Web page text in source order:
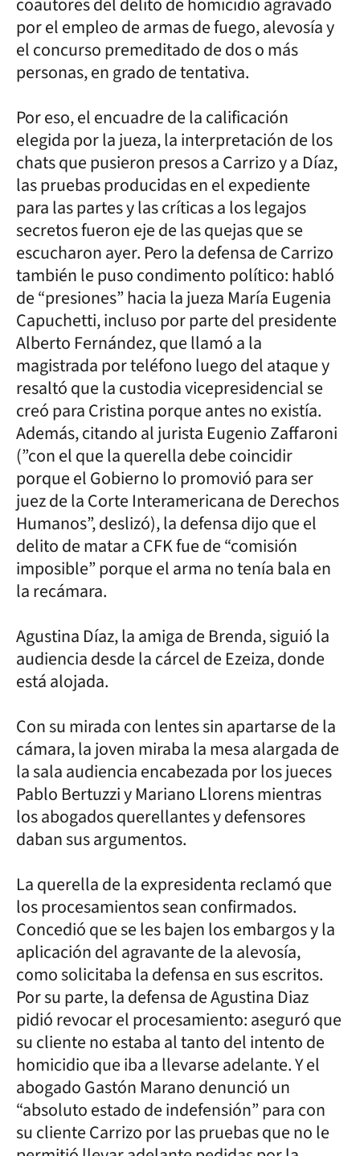
por el empleo de armas de fuego, alevosía y
el concurso premeditado de dos o más
personas, en grado de tentativa.
Por eso, el encuadre de la calificación
elegida por la jueza, la interpretación de los
chats que pusieron presos a Carrizo y a Díaz,
las pruebas producidas en el expediente
para las partes y las críticas a los legajos
secretos fueron eje de las quejas que se
escucharon ayer. Pero la defensa de Carrizo
también le puso condimento político: habló
de “presiones” hacia la jueza María Eugenia
Capuchetti, incluso por parte del presidente
Alberto Fernández, que llamó a la
magistrada por teléfono luego del ataque y
resaltó que la custodia vicepresidencial se
creó para Cristina porque antes no existía.
Además, citando al jurista Eugenio Zaffaroni
(”con el que la querella debe coincidir
porque el Gobierno lo promovió para ser
juez de la Corte Interamericana de Derechos
Humanos”, deslizó), la defensa dijo que el
delito de matar a CFK fue de “comisión
imposible” porque el arma no tenía bala en
la recámara.
Agustina Díaz, la amiga de Brenda, siguió la
audiencia desde la cárcel de Ezeiza, donde
está alojada.
Con su mirada con lentes sin apartarse de la
cámara, la joven miraba la mesa alargada de
la sala audiencia encabezada por los jueces
Pablo Bertuzzi y Mariano Llorens mientras
los abogados querellantes y defensores
daban sus argumentos.
La querella de la expresidenta reclamó que
los procesamientos sean confirmados.
Concedió que se les bajen los embargos y la
aplicación del agravante de la alevosía,
como solicitaba la defensa en sus escritos.
Por su parte, la defensa de Agustina Diaz
pidió revocar el procesamiento: aseguró que
su cliente no estaba al tanto del intento de
homicidio que iba a llevarse adelante. Y el
abogado Gastón Marano denunció un
“absoluto estado de indefensión” para con
su cliente Carrizo por las pruebas que no le